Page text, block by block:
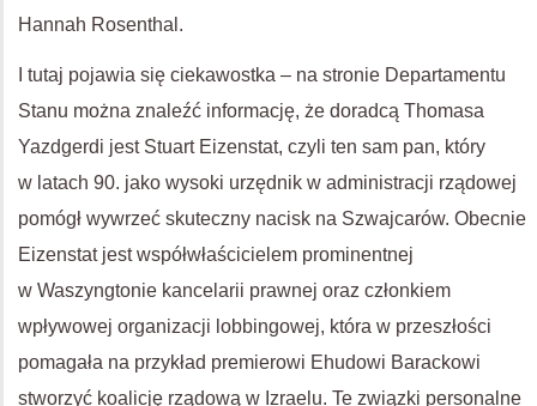
Hannah Rosenthal.
I tutaj pojawia się ciekawostka – na stronie Departamentu
Stanu można znaleźć informację, że doradcą Thomasa
Yazdgerdi jest Stuart Eizenstat, czyli ten sam pan, który
w latach 90. jako wysoki urzędnik w administracji rządowej
pomógł wywrzeć skuteczny nacisk na Szwajcarów. Obecnie
Eizenstat jest współwłaścicielem prominentnej
w Waszyngtonie kancelarii prawnej oraz członkiem
wpływowej organizacji lobbingowej, która w przeszłości
pomagała na przykład premierowi Ehudowi Barackowi
stworzyć koalicję rządową w Izraelu. Te związki personalne